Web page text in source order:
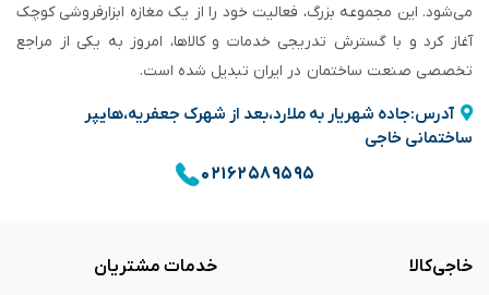
می‌شود. این مجموعه بزرگ، فعالیت خود را از یک مغازه ابزارفروشی کوچک
آغاز کرد و با گسترش تدریجی خدمات و کالاها، امروز به یکی از مراجع
تخصصی صنعت ساختمان در ایران تبدیل شده است.
آدرس:جاده شهریار به ملارد،بعد از شهرک جعفریه،هایپر
ساختمانی خاجی
۰۲۱۶۲۵۸۹۵۹۵
خاجی‌کالا خدمات مشتریان